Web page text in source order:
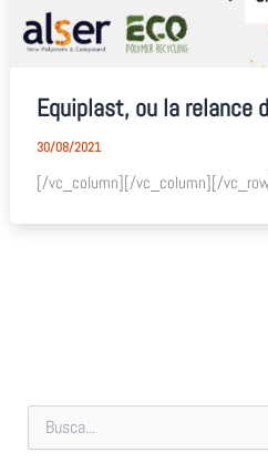
Equiplast, ou la relance
30/08/2021
[/vc_column][/vc_column][/